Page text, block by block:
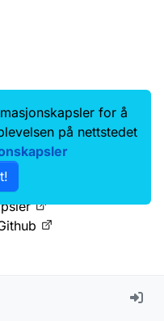
oss
for å
på nettstedet